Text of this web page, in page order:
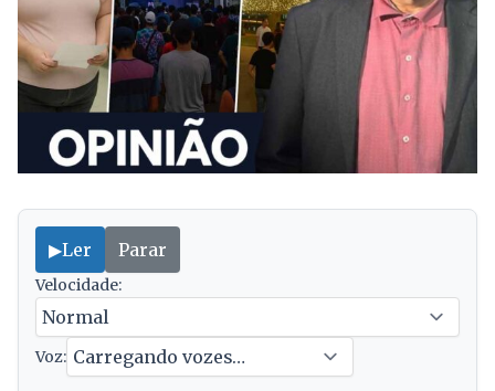
▶Ler Parar
Velocidade:
Voz: